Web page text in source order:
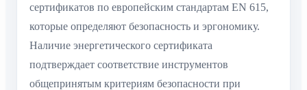
сертификатов по европейским стандартам EN 615,
которые определяют безопасность и эргономику.
Наличие энергетического сертификата
подтверждает соответствие инструментов
общепринятым критериям безопасности при